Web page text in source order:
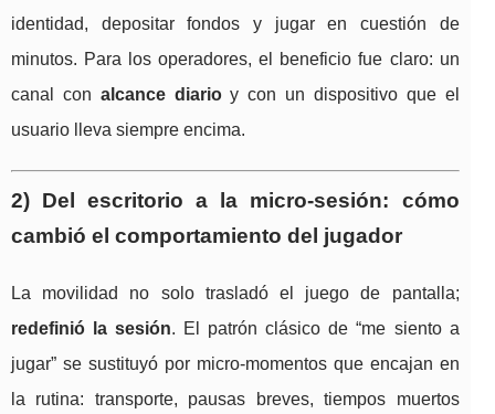
identidad, depositar fondos y jugar en cuestión de
minutos. Para los operadores, el beneficio fue claro: un
canal con alcance diarioy con un dispositivo que el
usuario lleva siempre encima.
2) Del escritorio a la micro-sesión: cómo
cambió el comportamiento del jugador
La movilidad no solo trasladó el juego de pantalla;
redefinió la sesión. El patrón clásico de “me siento a
jugar” se sustituyó por micro-momentos que encajan en
la rutina: transporte, pausas breves, tiempos muertos